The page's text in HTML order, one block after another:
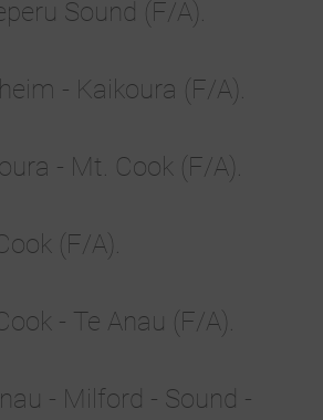
Sound (F/A).
- Kaikoura (F/A).
- Mt. Cook (F/A).
(F/A).
- Te Anau (F/A).
- Milford - Sound -